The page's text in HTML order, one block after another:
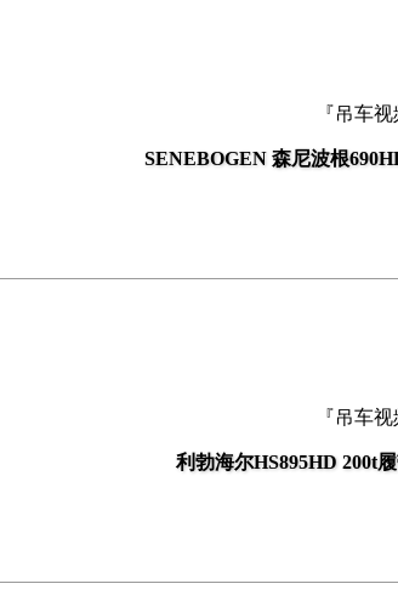
『吊车视
SENEBOGEN 森尼波根
『吊车视
利勃海尔HS895HD 200t